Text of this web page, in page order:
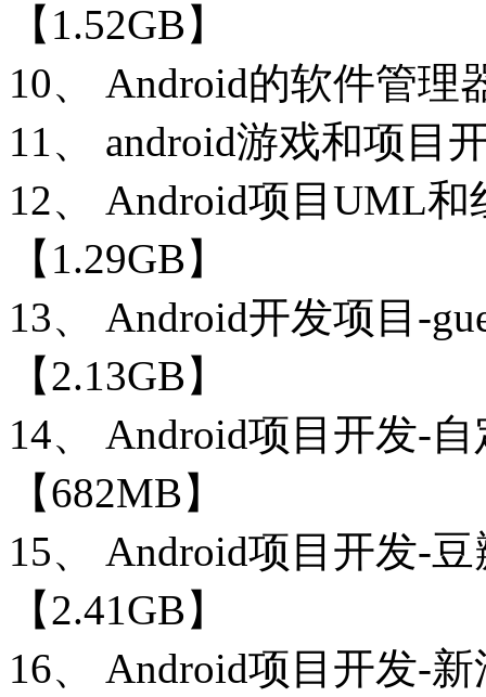
【1.52GB】
10、 Android的软件管
11、 android游戏和项
12、 Android项目
【1.29GB】
13、 Android开发项目-
【2.13GB】
14、 Android项目开发-
【682MB】
15、 Android项目
【2.41GB】
16、 Android项目开